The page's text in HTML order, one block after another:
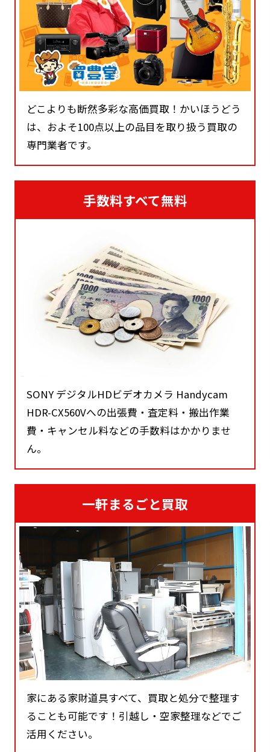
どこよりも断然多彩な高価買取！かいほうどう
は、およそ100点以上の品目を取り扱う買取の
専門業者です。
手数料すべて無料
SONY デジタルHDビデオカメラ Handycam
HDR-CX560Vへの出張費・査定料・搬出作業
費・キャンセル料などの手数料はかかりませ
ん。
一軒まるごと買取
家にある家財道具すべて、買取と処分で整理す
ることも可能です！引越し・空家整理などでご
活用ください。